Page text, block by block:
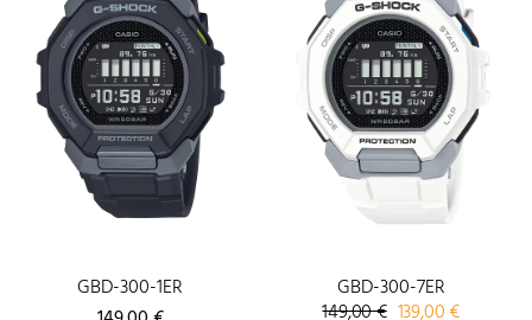
GBD-300-1ER
GBD-300-7ER
149,00€ Izvorna
139,00€Trenutna